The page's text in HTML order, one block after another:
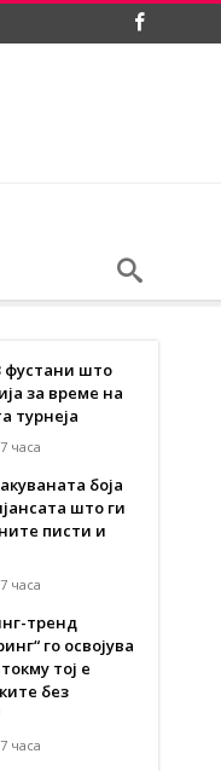
фустани што
за време на
турнеја
часа
боја
што ги
писти и
часа
тренд
го освојува
тој е
без
часа